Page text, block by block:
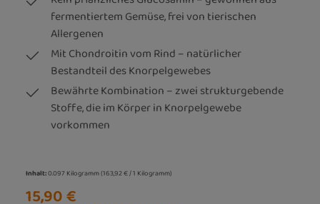
fermentiertem Gemüse, frei von tierischen
Allergenen
Mit Chondroitin vom Rind – natürlicher
Bestandteil des Knorpelgewebes
Bewährte Kombination – zwei strukturgebende
Stoffe, die im Körper in Knorpelgewebe
vorkommen
Inhalt:0.097 Kilogramm(163,92 € / 1 Kilogramm)
15,90 €